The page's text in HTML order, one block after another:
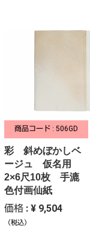
商品コード : 506GD
彩 斜めぼかしベ
ージュ 仮名用
2×6尺10枚 手漉
色付画仙紙
価格 : ¥ 9,504
（税込）